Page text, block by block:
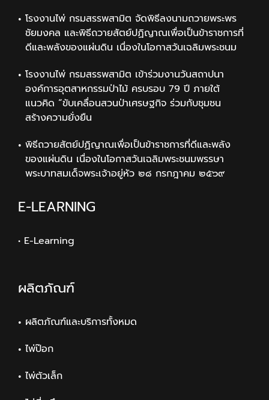
โรงงานไพ่ กรมสรรพสามิต จัดพิธีลงนามถวายพระพร
ชัยมงคล และพิธีถวายสัตย์ปฏิญาณเพื่อเป็นข้าราชการที่
ดีและพลังของแผ่นดิน เนื่องในโอกาสวันเฉลิมพระชนม
โรงงานไพ่ กรมสรรพสามิต เข้าร่วมงานวันสถาปนา
องค์การอุตสาหกรรมป่าไม้ ครบรอบ 79 ปี ภายใต้
แนวคิด “ขับเคลื่อนสวนป่าเศรษฐกิจ ร่วมกับชุมชน
สร้างความยั่งยืน
พิธีถวายสัตย์ปฏิญาณเพื่อเป็นข้าราชการที่ดีและพลัง
ของแผ่นดิน เนื่องในโอกาสวันเฉลิมพระชนมพรรษา
พระบาทสมเด็จพระเจ้าอยู่หัว ๒๘ กรกฎาคม ๒๕๖๙
E-LEARNING
• E-Learning
ผลิตภัณฑ์
ผลิตภัณฑ์และบริการทั้งหมด
ไพ่ป๊อก
ไพ่ตัวเล็ก